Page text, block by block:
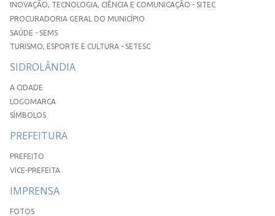
INOVAÇÃO, TECNOLOGIA, CIÊNCIA E COMUNICAÇÃO - SITEC
PROCURADORIA GERAL DO MUNICÍPIO
SAÚDE - SEMS
TURISMO, ESPORTE E CULTURA - SETESC
SIDROLÂNDIA
A CIDADE
LOGOMARCA
SÍMBOLOS
PREFEITURA
PREFEITO
VICE-PREFEITA
IMPRENSA
FOTOS